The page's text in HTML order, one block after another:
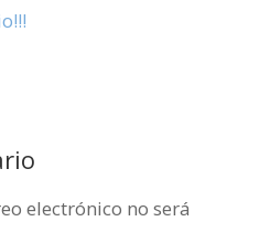
electrónico no será